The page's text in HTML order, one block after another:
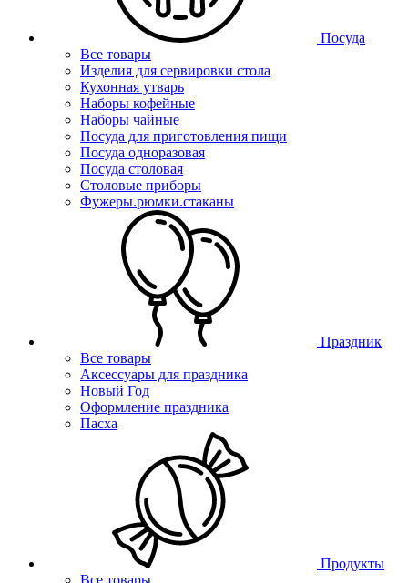
Посуда
Все товары
Изделия для сервировки стола
Кухонная утварь
Наборы кофейные
Наборы чайные
Посуда для приготовления пищи
Посуда одноразовая
Посуда столовая
Столовые приборы
Фужеры.рюмки.стаканы
Праздник
Все товары
Аксессуары для праздника
Новый Год
Оформление праздника
Пасха
Продукты
Все товары